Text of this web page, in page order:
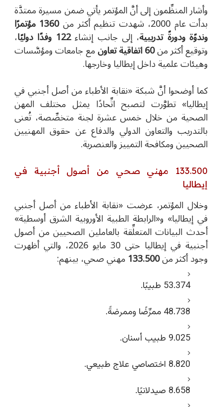
وأشار المنظِّمون إلى أنَّ المؤتمر يأتي ضمن مسيرة ممتدَّة
بدأت عام 2000، شهدت تنظيم أكثر من 1360 مؤتمرًا
وندوًة ودورةً تدريبية، إلى جانب إنشاء122 وفدًا دوليًا ،
وتوقيع أكثر من60 اتفاقية تعاون مع جامعات ومؤسَّسات
وهيئات علمية داخل إيطاليا وخارجها.
كما أوضحوا أنَّ شبكة «نقابة الأطباء من أصل أجنبي في
إيطاليا» تطوَّرت لتصبح اتِّحادًا يمثل مختلف المهن
الصحية من خلال خمس عشرة لجنة متخصِّصة، تُعنى
بالتدريب والتعاون الدولي والدفاع عن حقوق المهنيين
الصحيين ومكافحة التمييز والعنصرية.
133.500 مهني صحي من أصول أجنبية في
إيطاليا
وخلال المؤتمر، عرضت «نقابة الأطباء من أصل أجنبي
في إيطاليا» و«الرابطة الطبية الأوروبية الشرق أوسطية»
أحدث البيانات المتعلِّقة بالعاملين الصحيين من أصول
أجنبية في إيطاليا حتى 30 مايو 2026، والتي أظهرت
وجود أكثر من133.500مهني صحي، بينهم:
53.374 طبيبًا.
48.738 ممرِّضًا وممرضةً.
9.025 طبيب أسنان.
8.820 اختصاصي علاج طبيعي.
8.658 صيدلانيًا.